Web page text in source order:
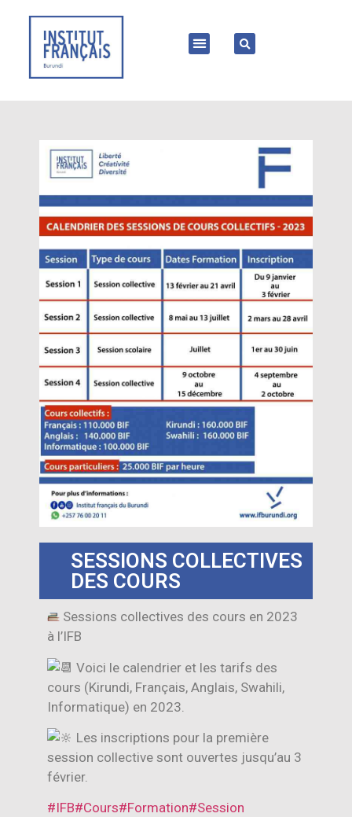
SESSIONS COLLECTIVES
DES COURS
Sessions collectives des cours en 2023
à l’IFB
Voici le calendrier et les tarifs des
cours (Kirundi, Français, Anglais, Swahili,
Informatique) en 2023.
Les inscriptions pour la première
session collective sont ouvertes jusqu’au 3
février.
#IFB#Cours#Formation#Session